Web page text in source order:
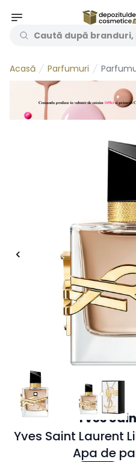
Acasă Parfumuri
Yves
Yves Saint Laurent
Apa de